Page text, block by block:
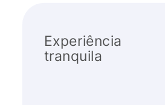
Experiência
tranquila